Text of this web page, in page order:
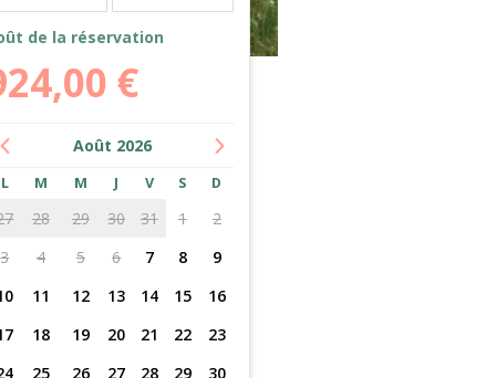
de la réservation
€
Août 2026
L M M J V S D
28 29 30 31 1
2
3
4 5 6 7 8
9
11 12 13 14 15
16
18 19 20 21 22
23
25 26 27 28 29
30